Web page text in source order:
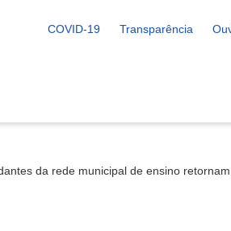
COVID-19 Transparência
da rede municipal de ensino